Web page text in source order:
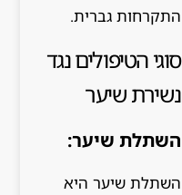
התקרחות גברית.
סוגי הטיפולים נגד
נשירת שיער
השתלת שיער:
השתלת שיער היא